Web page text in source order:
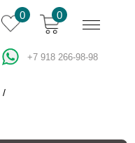
+7 918 266-98-98
0
0
/